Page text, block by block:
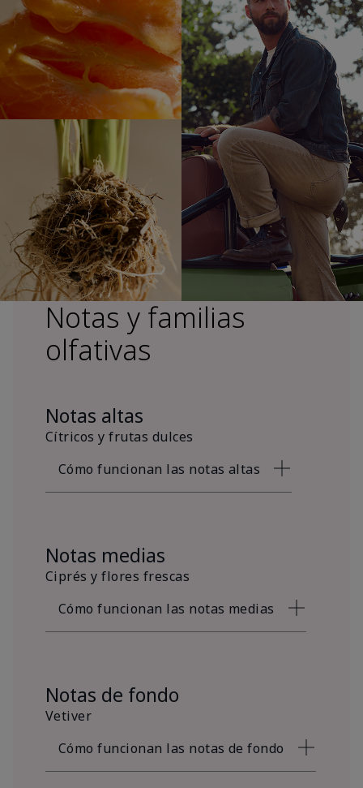
Notas y familias
olfativas
Notas altas
Cítricos y frutas dulces
Cómo funcionan las notas altas
Notas medias
Ciprés y flores frescas
Cómo funcionan las notas medias
Notas de fondo
Vetiver
Cómo funcionan las notas de fondo